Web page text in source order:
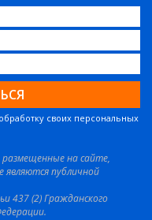
своих персональных
на сайте,
являются публичной
437 (2) Гражданского